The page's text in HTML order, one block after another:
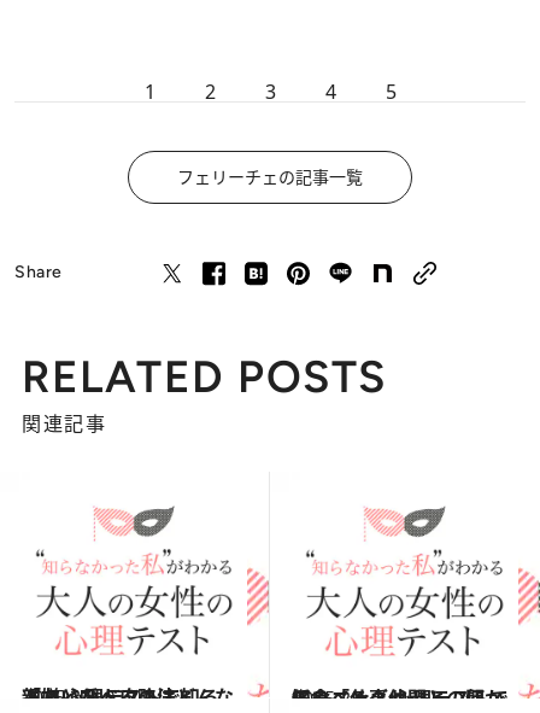
1 2 3 4 5
フェリーチェの記事一覧
Share
RELATED POSTS
関連記事
2015.3.8
親友と呼べるのはどんな人？ 心理テストで知る「嫌いな人攻略法」
占い 2015.2.1
モーニングセット、何から食べる？ 心理テストで知る「仕事仲間との関係」
占い